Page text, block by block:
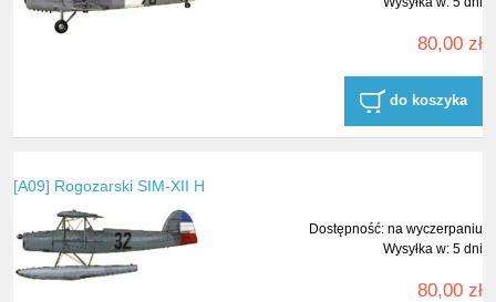
80,00 zł
do koszyka
[A09] Rogozarski SIM-XII H
Dostępność: na wyczerpaniu
Wysyłka w: 5 dni
80,00 zł